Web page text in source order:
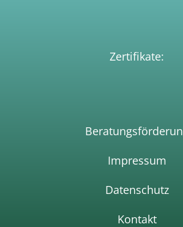
Zertifikate:
Beratungsförderun
Impressum
Datenschutz
Kontakt